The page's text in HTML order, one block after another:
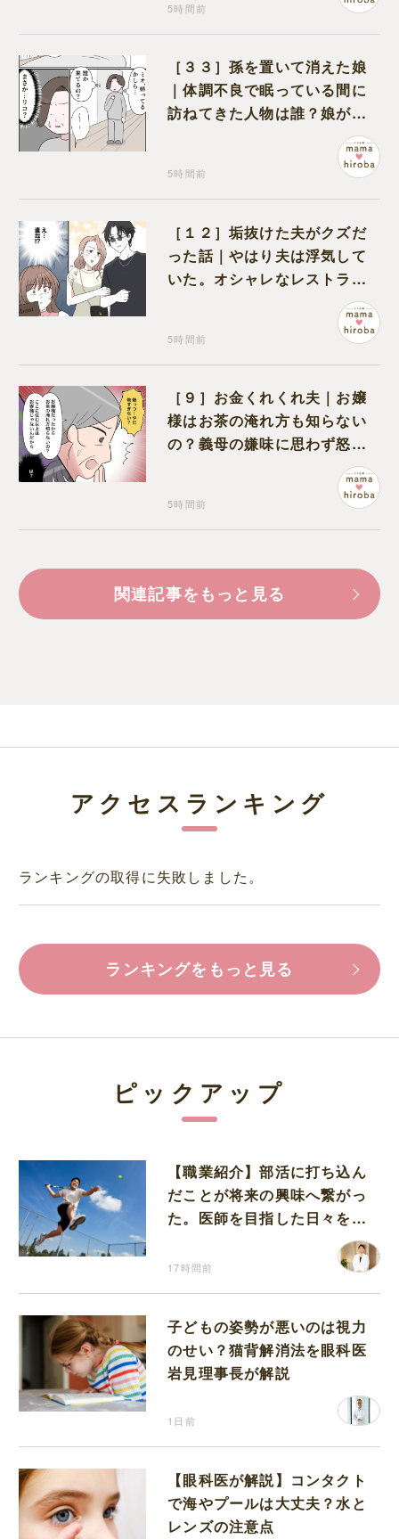
5時間前
［３３］孫を置いて消えた娘
｜体調不良で眠っている間に
訪ねてきた人物は誰？娘が戻
ってきたのかと不安になる
5時間前
［１２］垢抜けた夫がクズだ
った話｜やはり夫は浮気して
いた。オシャレなレストラン
5時間前
［９］お金くれくれ夫｜お嬢
様はお茶の淹れ方も知らない
の？義母の嫌味に思わず怒り
5時間前
関連記事をもっと見る
アクセスランキング
ランキングの取得に失敗しました。
ランキングをもっと見る
ピックアップ
【職業紹介】部活に打ち込ん
だことが将来の興味へ繋がっ
た。医師を目指した日々を振
17時間前
子どもの姿勢が悪いのは視力
のせい？猫背解消法を眼科医
岩見理事長が解説
1日前
【眼科医が解説】コンタクト
で海やプールは大丈夫？水と
レンズの注意点